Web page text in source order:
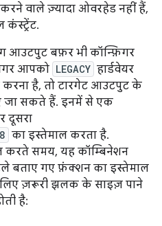
वाले ज़्यादा ओवरहेड नहीं हैं,
कंस्ट्रेंट.
आउटपुट बफ़र भी कॉन्फ़िगर
आपको LEGACY हार्डवेयर
है, तो टारगेट आउटपुट के
जा सकते हैं. इनमें से एक
दूसरा
का इस्तेमाल करता है.
करते समय, यह कॉम्बिनेशन
बताए गए फ़ंक्शन का इस्तेमाल
ज़रूरी झलक के साइज़ पाने
है: